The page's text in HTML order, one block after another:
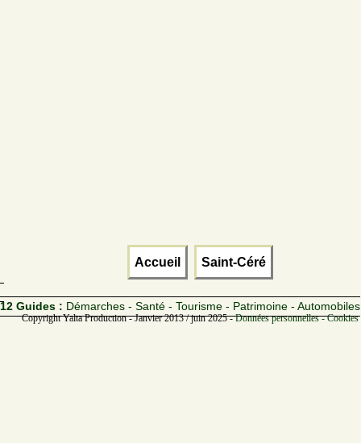
Accueil Saint-Céré
12 Guides : Démarches - Santé - Tourisme - Patrimoine - Automobiles
Copyright Yalta Production - Janvier 2013 / juin 2025 -Données personnelles -